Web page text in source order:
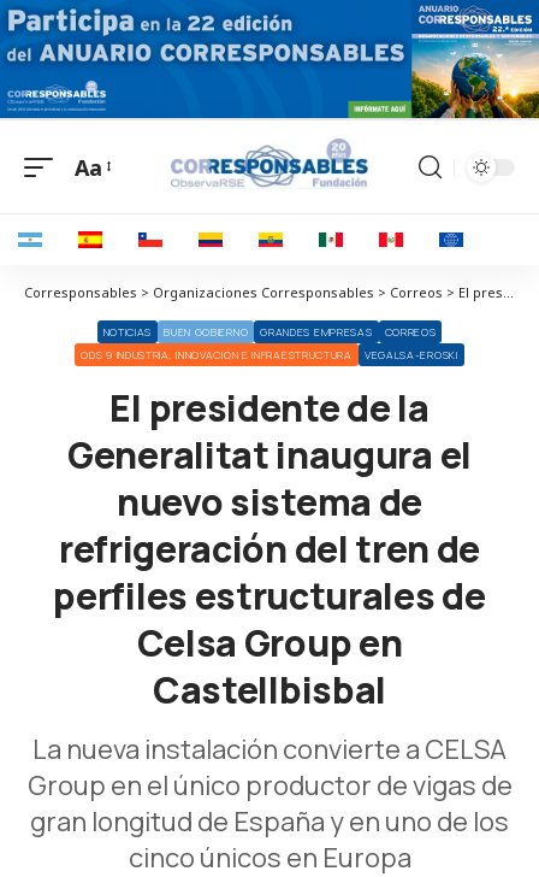
Aa
Corresponsables > Organizaciones Corresponsables > Correos > El presidente de la Generalitat inaugura el nuevo sistema de refrigeración del tren de perfiles estructurales de Celsa Group en Castellbisbal
NOTICIAS BUEN GOBIERNO GRANDES EMPRESAS
CORREOS
ODS 9 INDUSTRIA, INNOVACIÓN E INFRAESTRUCTURA
VEGALSA-EROSKI
El presidente de la
Generalitat inaugura el
nuevo sistema de
refrigeración del tren de
perfiles estructurales de
Celsa Group en
Castellbisbal
La nueva instalación convierte a CELSA
Group en el único productor de vigas de
gran longitud de España y en uno de los
cinco únicos en Europa